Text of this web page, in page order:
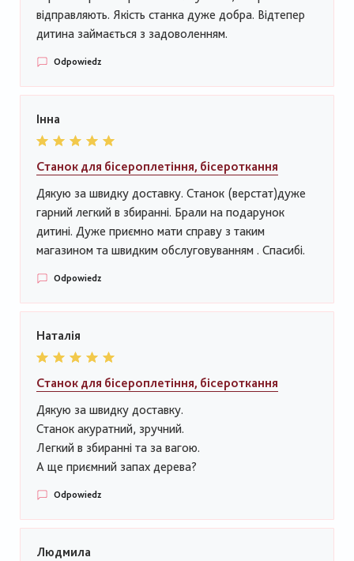
відправляють. Якість станка дуже добра. Відтепер
дитина займається з задоволенням.
Odpowiedz
Інна
Станок для бісероплетіння, бісероткання
Дякую за швидку доставку. Станок (верстат)дуже
гарний легкий в збиранні. Брали на подарунок
дитині. Дуже приємно мати справу з таким
магазином та швидким обслуговуванням . Спасибі.
Odpowiedz
Наталія
Станок для бісероплетіння, бісероткання
Дякую за швидку доставку.
Станок акуратний, зручний.
Легкий в збиранні та за вагою.
А ще приємний запах дерева?
Odpowiedz
Людмила